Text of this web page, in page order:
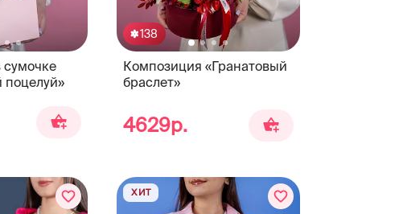
поцелуй»
138
Композиция «Гранатовый
браслет»
4629р.
ХИТ